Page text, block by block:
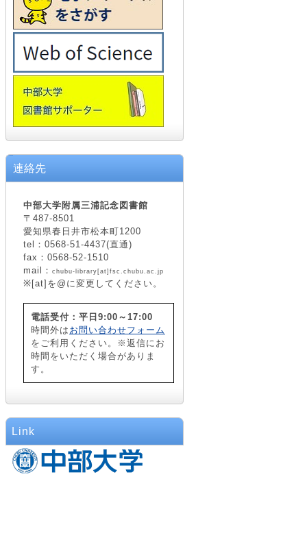
連絡先
中部大学附属三浦記念図書館
〒487-8501
愛知県春日井市松本町1200
tel：0568-51-4437(直通)
fax：0568-52-1510
mail： chubu-library[at]fsc.chubu.ac.jp
※[at]を@に変更してください。
電話受付：平日9:00～17:00
時間外は お問い合わせフォーム
をご利用ください。※返信にお
時間をいただく場合がありま
す。
Link